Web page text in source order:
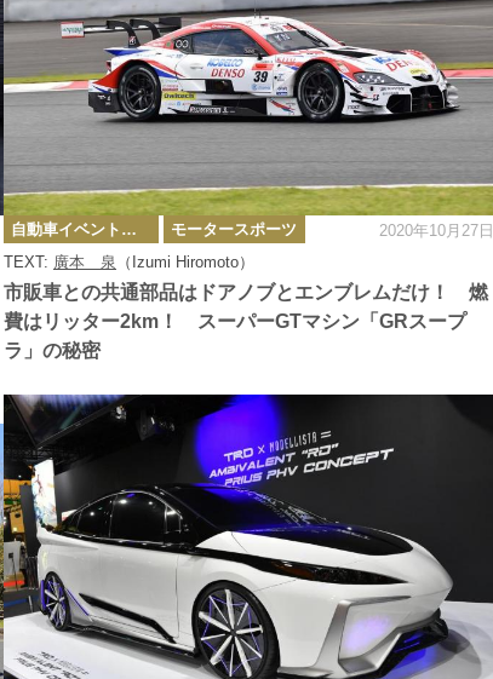
市販車との共通部品はドアノブとエンブレムだけ！ 燃
費はリッター2km！ スーパーGTマシン「GRスープ
ラ」の秘密
TEXT: 廣本 泉 （Izumi Hiromoto）
カ
テ
ゴ
リ
ー
自動車イベント・カーイベント モータースポーツ 2020年10月27日